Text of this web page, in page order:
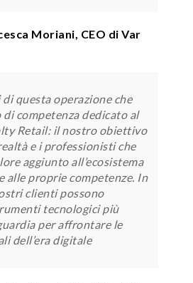
Moriani, CEO di Var
questa operazione che
competenza dedicato al
Retail: il nostro obiettivo
e i professionisti che
aggiunto all’ecosistema
alle proprie competenze. In
clienti possono
tecnologici più
per affrontare le
dell’era digitale